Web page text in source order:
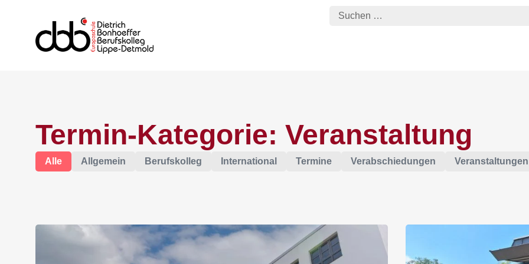
Termin-Kategorie: Veranstaltung
Allgemein Berufskolleg International Termine Verabschiedungen Veranstaltungen
Alle